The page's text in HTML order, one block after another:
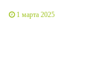
1 марта 2025